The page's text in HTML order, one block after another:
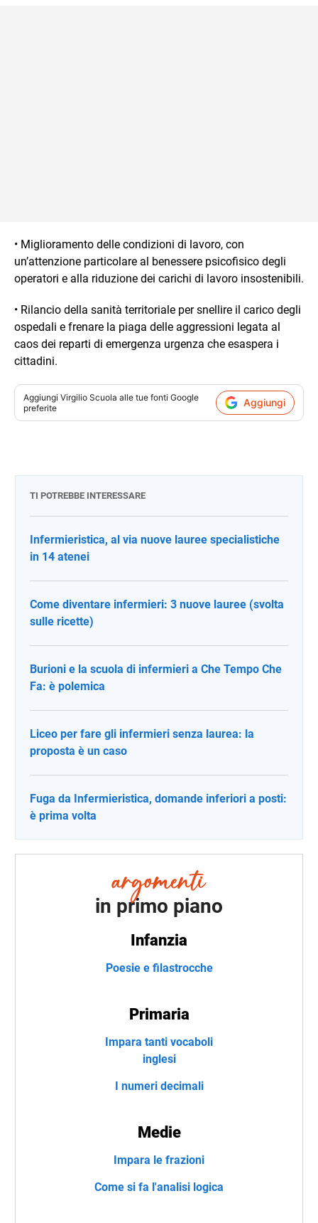
• Miglioramento delle condizioni di lavoro, con
un’attenzione particolare al benessere psicofisico degli
operatori e alla riduzione dei carichi di lavoro insostenibili.
• Rilancio della sanità territoriale per snellire il carico degli
ospedali e frenare la piaga delle aggressioni legata al
caos dei reparti di emergenza urgenza che esaspera i
cittadini.
Aggiungi Virgilio Scuola alle tue fonti Google
preferite
Aggiungi
TI POTREBBE INTERESSARE
Infermieristica, al via nuove lauree specialistiche
in 14 atenei
Come diventare infermieri: 3 nuove lauree (svolta
sulle ricette)
Burioni e la scuola di infermieri a Che Tempo Che
Fa: è polemica
Liceo per fare gli infermieri senza laurea: la
proposta è un caso
Fuga da Infermieristica, domande inferiori a posti:
è prima volta
in primo piano
Infanzia
Poesie e filastrocche
Primaria
Impara tanti vocaboli
inglesi
I numeri decimali
Medie
Impara le frazioni
Come si fa l'analisi logica